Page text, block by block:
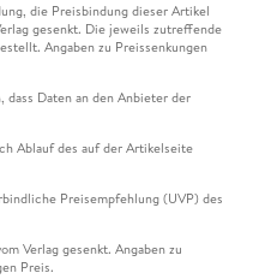
die Preisbindung dieser Artikel
gesenkt. Die jeweils zutreffende
Angaben zu Preissenkungen
Daten an den Anbieter der
Ablauf des auf der Artikelseite
Preisempfehlung (UVP) des
Verlag gesenkt. Angaben zu
Preis.